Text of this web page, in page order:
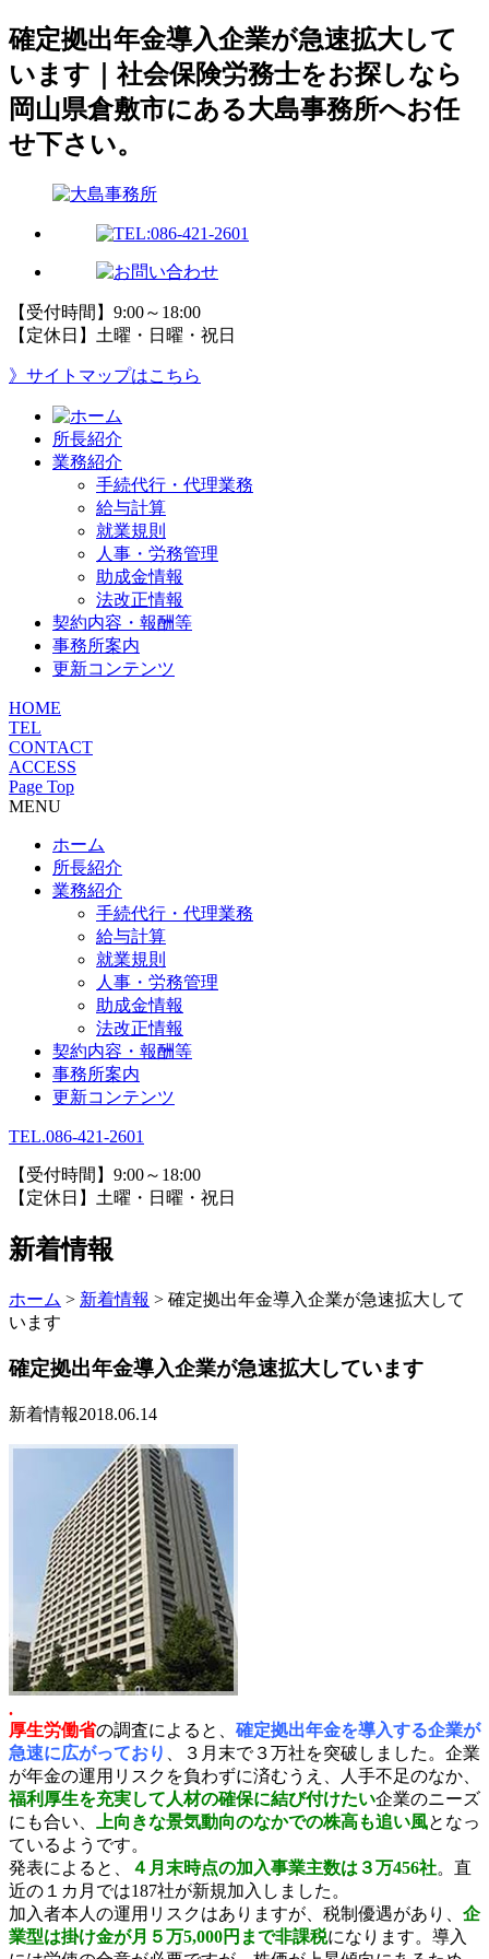
確定拠出年金導入企業が急速拡大して
います｜社会保険労務士をお探しなら
岡山県倉敷市にある大島事務所へお任
せ下さい。
【受付時間】9:00～18:00
【定休日】土曜・日曜・祝日
》サイトマップはこちら
所長紹介
業務紹介
手続代行・代理業務
給与計算
就業規則
人事・労務管理
助成金情報
法改正情報
契約内容・報酬等
事務所案内
更新コンテンツ
HOME
TEL
CONTACT
ACCESS
Page Top
MENU
ホーム
所長紹介
業務紹介
手続代行・代理業務
給与計算
就業規則
人事・労務管理
助成金情報
法改正情報
契約内容・報酬等
事務所案内
更新コンテンツ
TEL.086-421-2601
【受付時間】9:00～18:00
【定休日】土曜・日曜・祝日
新着情報
ホーム > 新着情報 > 確定拠出年金導入企業が急速拡大して
います
確定拠出年金導入企業が急速拡大しています
新着情報2018.06.14
.
厚生労働省の調査によると、 確定拠出年金を導入する企業が
急速に広がっており
、３月末で３万社を突破しました。企業
が年金の運用リスクを負わずに済むうえ、人手不足のなか、
福利厚生を充実して人材の確保に結び付けたい企業のニーズ
にも合い、
上向きな景気動向のなかでの株高も追い風となっ
ているようです。
発表によると、
４月末時点の加入事業主数は３万456社。直
近の１カ月では187社が新規加入しました。
加入者本人の運用リスクはありますが、税制優遇があり、 企
業型は掛け金が月５万5,000円まで非課税になります。導入